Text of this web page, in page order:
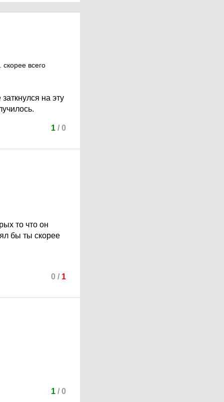
всего
на эту
1/ 0
то что он
бы ты скорее
0 / 1
1/ 0